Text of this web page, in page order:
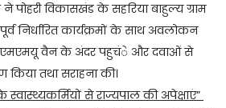
विकासखंड के सहरिया बाहुल्य ग्राम
निर्धारित कार्यक्रमों के साथ अवलोकन
एमएमयू वैन के अंदर पहुचंे और दवाओं से
तथा सराहना की।
से राज्यपाल की अपेक्षाएं”